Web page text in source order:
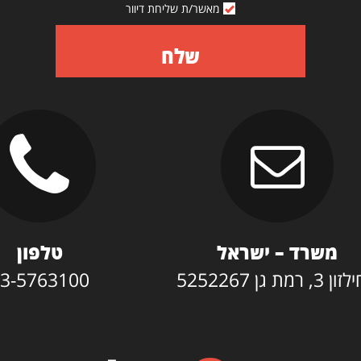
מאשר/ת שליחת דיוור
שלח
משרד – ישראל
גן 5252267
טלפון
5763100